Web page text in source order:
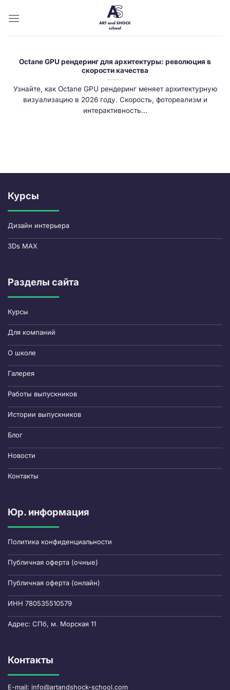
Octane GPU рендеринг для архитектуры: революция в
скорости качества
Узнайте, как Octane GPU рендеринг меняет архитектурную
визуализацию в 2026 году. Скорость, фотореализм и
интерактивность...
Курсы
Дизайн интерьера
3Ds MAX
Разделы сайта
Курсы
Для компаний
О школе
Галерея
Работы выпускников
Истории выпускников
Блог
Новости
Контакты
Юр. информация
Политика конфиденциальности
Публичная оферта (очные)
Публичная оферта (онлайн)
ИНН 780535510579
Адрес: СПб, м. Морская 11
Контакты
E-mail: info@artandshock-school.com